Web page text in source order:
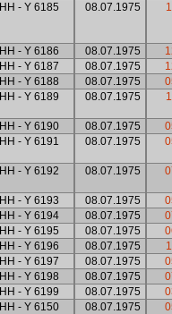
HH - Y 6185 08.07.1975
HH - Y 6186 08.07.1975
HH - Y 6187 08.07.1975
HH - Y 6188 08.07.1975
HH - Y 6189 08.07.1975
HH - Y 6190 08.07.1975
HH - Y 6191 08.07.1975
HH - Y 6192 08.07.1975
HH - Y 6193 08.07.1975
HH - Y 6194 08.07.1975
HH - Y 6195 08.07.1975
HH - Y 6196 08.07.1975
HH - Y 6197 08.07.1975
HH - Y 6198 08.07.1975
HH - Y 6199 08.07.1975
HH - Y 6150 08.07.1975